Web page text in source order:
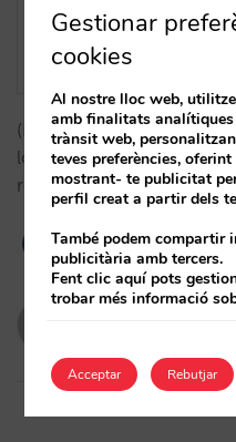
(ESP) La integración
los precios,
real con Mirai.…
Gestionar
cookies
Al nostre lloc web,
amb finalitats
trànsit web,
teves preferències,
mostrant- te publicitat
perfil creat a partir dels
També podem compartir
publicitària amb tercers.
Fent clic aquí pots
trobar més informació
Acceptar Rebutjar